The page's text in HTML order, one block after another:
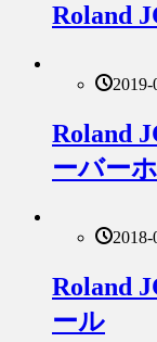
Roland
2019-
Roland
ーバー
2018-
Roland
ール